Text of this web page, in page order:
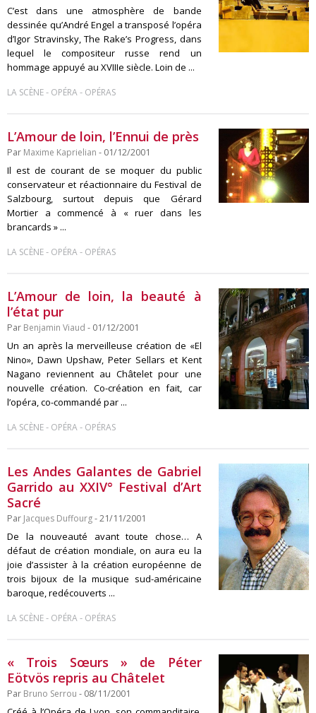
C’est dans une atmosphère de bande
dessinée qu’André Engel a transposé l’opéra
d’Igor Stravinsky, The Rake’s Progress, dans
lequel le compositeur russe rend un
hommage appuyé au XVIIIe siècle. Loin de ...
LA SCÈNE- OPÉRA- OPÉRAS
L’Amour de loin, l’Ennui de près
Par Maxime Kaprielian - 01/12/2001
Il est de courant de se moquer du public
conservateur et réactionnaire du Festival de
Salzbourg, surtout depuis que Gérard
Mortier a commencé à « ruer dans les
brancards » ...
LA SCÈNE- OPÉRA- OPÉRAS
L’Amour de loin, la beauté à
l’état pur
Par Benjamin Viaud - 01/12/2001
Un an après la merveilleuse création de «El
Nino», Dawn Upshaw, Peter Sellars et Kent
Nagano reviennent au Châtelet pour une
nouvelle création. Co-création en fait, car
l’opéra, co-commandé par ...
LA SCÈNE- OPÉRA- OPÉRAS
Les Andes Galantes de Gabriel
Garrido au XXIV° Festival d’Art
Sacré
Par Jacques Duffourg- 21/11/2001
De la nouveauté avant toute chose… A
défaut de création mondiale, on aura eu la
joie d’assister à la création européenne de
trois bijoux de la musique sud-américaine
baroque, redécouverts ...
LA SCÈNE- OPÉRA- OPÉRAS
« Trois Sœurs » de Péter
Eötvös repris au Châtelet
Par Bruno Serrou - 08/11/2001